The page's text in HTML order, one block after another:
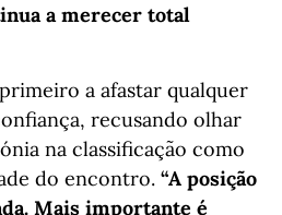
a merecer total
a afastar qualquer
recusando olhar
na classificação como
do encontro. “A posição
Mais importante é